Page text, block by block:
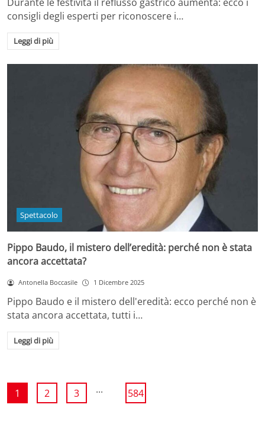
consigli degli esperti per riconoscere i…
Leggi di più
Spettacolo
Pippo Baudo, il mistero dell’eredità: perché non è stata
ancora accettata?
Antonella Boccasile 1 Dicembre 2025
Pippo Baudo e il mistero dell'eredità: ecco perché non è
stata ancora accettata, tutti i…
Leggi di più
1 2 3 ... 584